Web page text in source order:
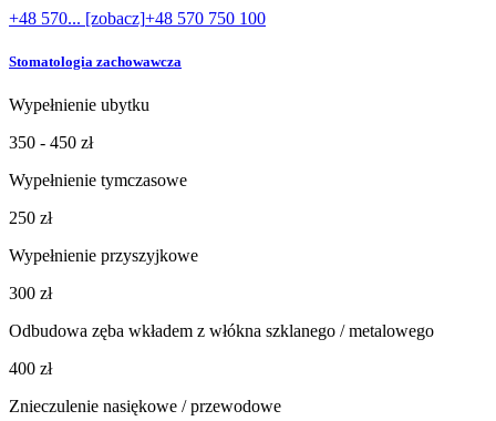
+48 570... [zobacz]+48 570 750 100
Stomatologia zachowawcza
Wypełnienie ubytku
350 - 450 zł
Wypełnienie tymczasowe
250 zł
Wypełnienie przyszyjkowe
300 zł
Odbudowa zęba wkładem z włókna szklanego / metalowego
400 zł
Znieczulenie nasiękowe / przewodowe